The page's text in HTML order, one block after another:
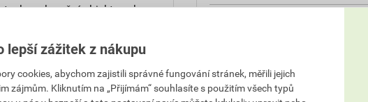
rekreační objekty nebo
barva
lepší zážitek z nákupu
cookies, abychom zajistili správné fungování stránek, měřili jejich
zájmům. Kliknutím na „Přijímám“ souhlasíte s použitím všech typů